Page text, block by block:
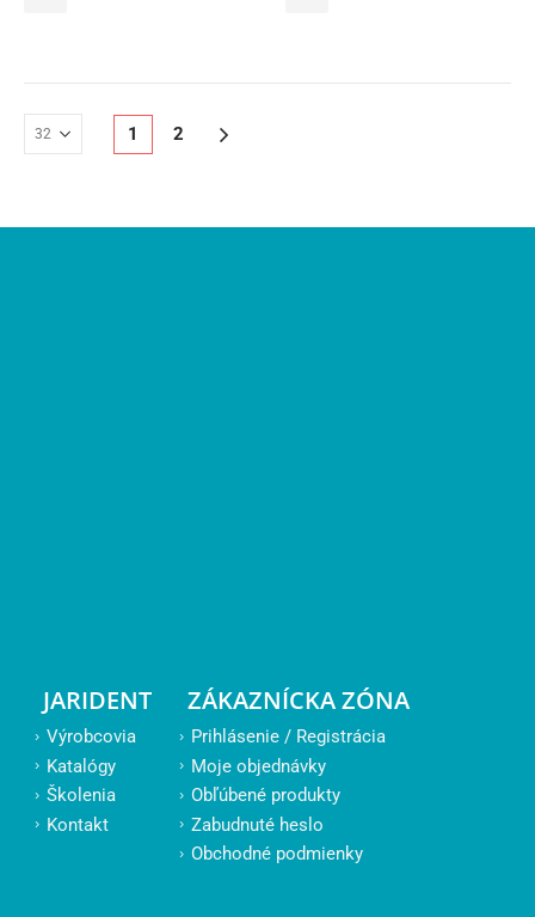
1 2
JARIDENT
Výrobcovia
Katalógy
Školenia
Kontakt
ZÁKAZNÍCKA ZÓNA
Prihlásenie / Registrácia
Moje objednávky
Obľúbené produkty
Zabudnuté heslo
Obchodné podmienky